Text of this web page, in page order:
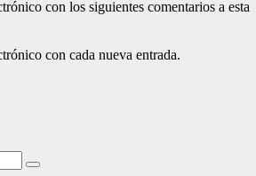
con los siguientes comentarios a esta
con cada nueva entrada.